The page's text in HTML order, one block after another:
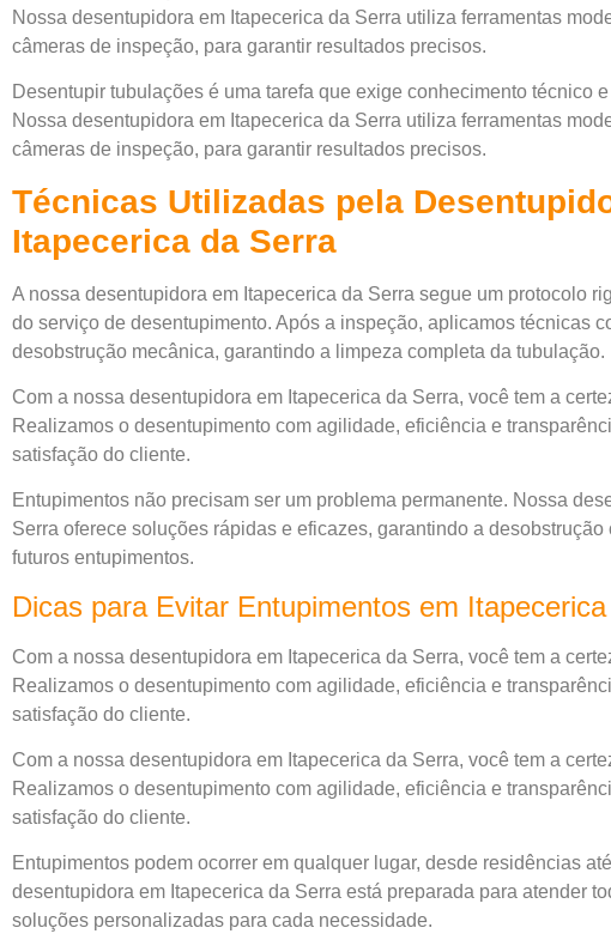
Nossa desentupidora em Itapecerica da Serra utiliza ferramentas
câmeras de inspeção, para garantir resultados precisos.
Desentupir tubulações é uma tarefa que exige conhecimento técnico
Nossa desentupidora em Itapecerica da Serra utiliza ferramentas
câmeras de inspeção, para garantir resultados precisos.
Técnicas Utilizadas pela
Itapecerica da Serra
A nossa desentupidora em Itapecerica da Serra segue um protocolo
do serviço de desentupimento. Após a inspeção, aplicamos técnicas
desobstrução mecânica, garantindo a limpeza completa da tubulação.
Com a nossa desentupidora em Itapecerica da Serra, você tem a
Realizamos o desentupimento com agilidade, eficiência e
satisfação do cliente.
Entupimentos não precisam ser um problema permanente. Nossa
Serra oferece soluções rápidas e eficazes, garantindo a
futuros entupimentos.
Dicas para Evitar Entupimentos em
Com a nossa desentupidora em Itapecerica da Serra, você tem a
Realizamos o desentupimento com agilidade, eficiência e
satisfação do cliente.
Com a nossa desentupidora em Itapecerica da Serra, você tem a
Realizamos o desentupimento com agilidade, eficiência e
satisfação do cliente.
Entupimentos podem ocorrer em qualquer lugar, desde residências
desentupidora em Itapecerica da Serra está preparada para atender
soluções personalizadas para cada necessidade.